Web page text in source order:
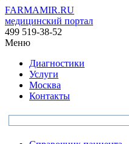
FARMAMIR.RU
медицинский портал
499 519-38-52
Меню
Диагностики
Услуги
Москва
Контакты